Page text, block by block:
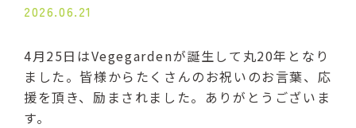
BLOG
よくある質問 受講生の声
ご利用規約
2026.06.21
4月25日はVegegardenが誕生して丸20年となり
ました。皆様からたくさんのお祝いのお言葉、応
援を頂き、励まされました。ありがとうございま
す。